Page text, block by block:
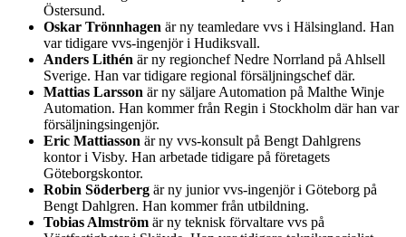
Östersund.
Oskar Trönnhagen är ny teamledare vvs i Hälsingland. Han
var tidigare vvs-ingenjör i Hudiksvall.
Anders Lithén är ny regionchef Nedre Norrland på Ahlsell
Sverige. Han var tidigare regional försäljningschef där.
Mattias Larsson är ny säljare Automation på Malthe Winje
Automation. Han kommer från Regin i Stockholm där han var
försäljningsingenjör.
Eric Mattiasson är ny vvs-konsult på Bengt Dahlgrens
kontor i Visby. Han arbetade tidigare på företagets
Göteborgskontor.
Robin Söderberg är ny junior vvs-ingenjör i Göteborg på
Bengt Dahlgren. Han kommer från utbildning.
Tobias Almström är ny teknisk förvaltare vvs på